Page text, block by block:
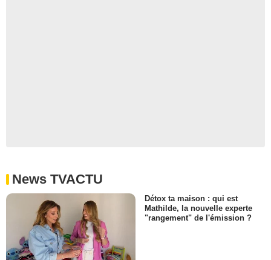
News TVACTU
Détox ta maison : qui est
Mathilde, la nouvelle experte
"rangement" de l'émission ?